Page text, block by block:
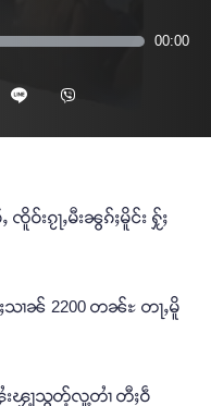
00:00
ဝ်းၵႂႃႇမီးၼွၵ်ႈမိူင်း ႁႂ်ႈ
သၢၼ် 2200 တၼ်ႊ တႃႇမိူ
ၾႆးၾႃ့သွတ့်လူ့တၢႆ တီႈဝဵ